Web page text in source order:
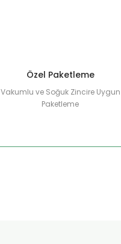
Özel Paketleme
Vakumlu ve Soğuk Zincire Uygun
Paketleme